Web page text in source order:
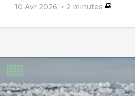
10 Avr 2026 2 minutes